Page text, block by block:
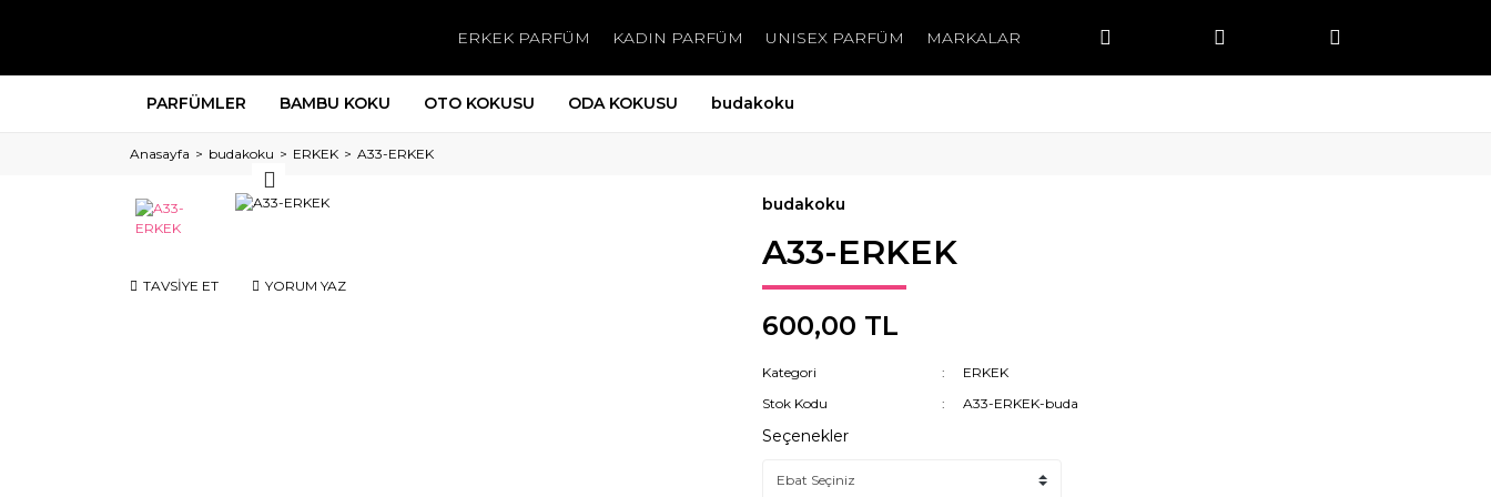
ERKEK PARFÜM KADIN PARFÜM UNISEX PARFÜM MARKALAR
PARFÜMLER BAMBU KOKU OTO KOKUSU ODA KOKUSU budakoku
Anasayfa budakoku ERKEK A33-ERKEK
TAVSİYE ET YORUM YAZ
budakoku
A33-ERKEK
600,00 TL
Kategori
ERKEK
Stok Kodu
A33-ERKEK-buda
Seçenekler